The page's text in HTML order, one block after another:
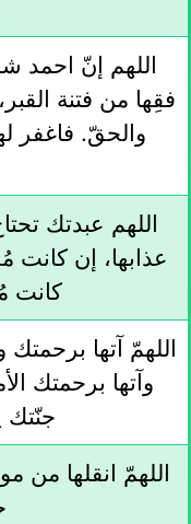
اللهم إنّ احمد
فقِها من فتنة
والحقّ. فاغفر
اللهم عبدتك
عذابها، إن كانت
كانت
اللهمّ آتها برحمتك
وآتها برحمتك
جنّتك
اللهمّ انقلها من